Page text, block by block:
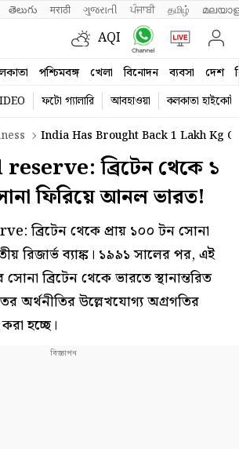
తెలుగు मराठी ગુજરાતી ਪੰਜਾਬੀ தமிழ்
AQI
পশ্চিমবঙ্গ খেলা বিনোদন ব্যবসা দেশ
ফটো গ্যালারি আবহাওয়া
কলকাতা হাইকোর্ট
India Has Brought Back 1 Lakh Kg
ব্রিটেন থেকে ১
ফিরিয়ে আনল ভারত!
ব্রিটেন থেকে প্রায় ১০০ টন সোনা
রিজার্ভ ব্যাঙ্ক। ১৯৯১ সালের পর, এই
ব্রিটেন থেকে ভারতে স্থানান্তরিত
অর্থনীতির উল্লেখযোগ্য অগ্রগতির
হচ্ছে।